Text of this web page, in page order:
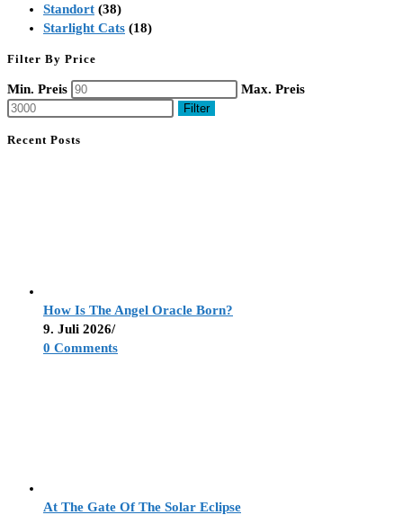
Standort (38)
Starlight Cats (18)
Filter By Price
Min. Preis Max. Preis
Filter
Recent Posts
How Is The Angel Oracle Born?
9. Juli 2026/
0 Comments
At The Gate Of The Solar Eclipse